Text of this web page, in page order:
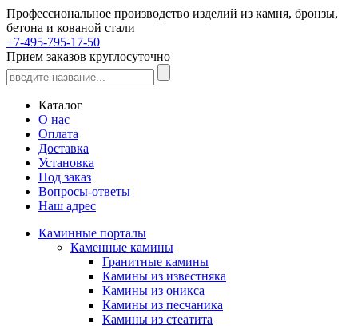
Профессиональное производство изделий из камня, бронзы,
бетона и кованой стали
+7-495-795-17-50
Прием заказов круглосуточно
Каталог
О нас
Оплата
Доставка
Установка
Под заказ
Вопросы-ответы
Наш адрес
Каминные порталы
Каменные камины
Гранитные камины
Камины из известняка
Камины из оникса
Камины из песчаника
Камины из стеатита